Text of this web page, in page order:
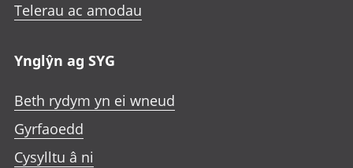
Telerau ac amodau
Ynglŷn ag SYG
Beth rydym yn ei wneud
Gyrfaoedd
Cysylltu â ni